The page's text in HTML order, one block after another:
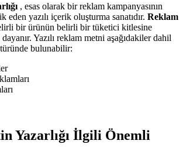
, esas olarak bir reklam kampanyasının
eden yazılı içerik oluşturma sanatıdır. Reklam
bir ürünün belirli bir tüketici kitlesine
Yazılı reklam metni aşağıdakiler dahil
bulunabilir:
Yazarlığı İlgili Önemli